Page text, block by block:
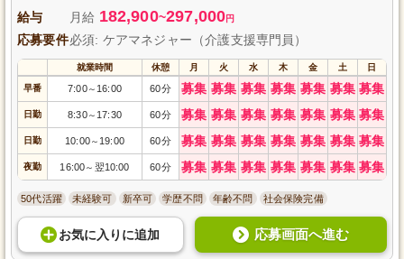
給与 月給 182,900~297,000円
応募要件必須: ケアマネジャー（介護支援専門員）
就業時間 休憩 月 火 水 木 金 土 日
早番 7:00～ 16:00 60分 募集 募集 募集 募集 募集 募集 募集
日勤 8:30～ 17:30 60分 募集 募集 募集 募集 募集 募集 募集
日勤 10:00～ 19:00 60分 募集 募集 募集 募集 募集 募集 募集
夜勤 16:00～ 翌10:00 60分 募集 募集 募集 募集 募集 募集 募集
50代活躍 未経験可 新卒可 学歴不問 年齢不問 社会保険完備
お気に入り に追加 応募画面へ進む